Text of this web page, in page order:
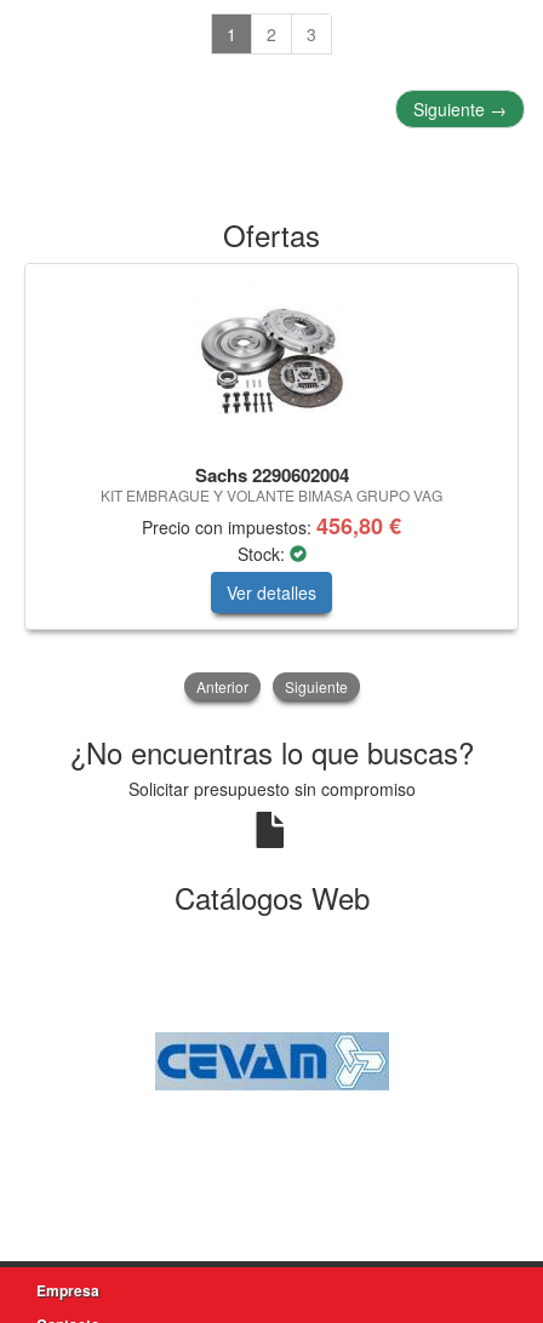
1 2 3
Siguiente →
Ofertas
Sachs 2290602004
KIT EMBRAGUE Y VOLANTE BIMASA GRUPO VAG
Precio con impuestos: 456,80 €
Stock:
Ver detalles
Anterior Siguiente
¿No encuentras lo que buscas?
Solicitar presupuesto sin compromiso
Catálogos Web
Empresa